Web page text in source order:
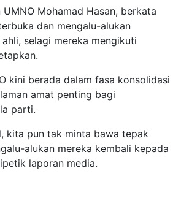
Mohamad Hasan, berkata
dan mengalu-alukan
selagi mereka mengikuti
kini berada dalam fasa konsolidasi
amat penting bagi
parti.
kita pun tak minta bawa tepak
alukan mereka kembali kepada
laporan media.